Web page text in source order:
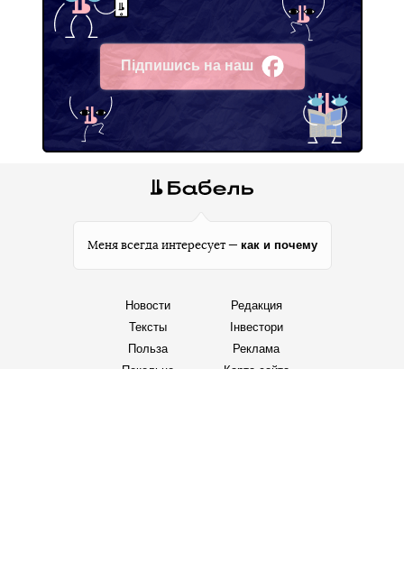
Підпишись на наш
Facebook
Меня всегда интересует — как и почему
Новости
Тексты
Польза
Пекельце
Редакция
Інвестори
Реклама
Карта сайта